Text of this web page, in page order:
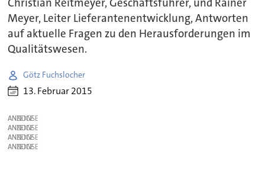
Meyer, Leiter Lieferantenentwicklung, Antworten
auf aktuelle Fragen zu den Herausforderungen im
Qualitätswesen.
Götz Fuchslocher
13. Februar 2015
ANZEIGE
ANZEIGE
ANZEIGE
ANZEIGE